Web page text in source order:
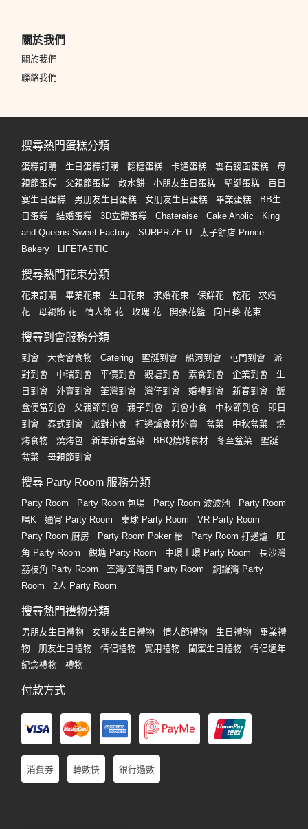
關於我們
關於我們
聯絡我們
搜尋熱門蛋糕分類
蛋糕訂購 生日蛋糕訂購 翻糖蛋糕 卡通蛋糕 雲石鏡面蛋糕
母
親節蛋糕
父親節蛋糕 散水餅 小朋友生日蛋糕 聖誕蛋糕
百日
宴生日蛋糕
男朋友生日蛋糕 女朋友生日蛋糕 畢業蛋糕
BB生
日蛋糕
結婚蛋糕 3D立體蛋糕 Chateraise Cake Aholic
King
and Queens Sweet Factory
SURPRiZE U
太子餅店 Prince
Bakery
LIFETASTIC
搜尋熱門花束分類
花束訂購 畢業花束 生日花束 求婚花束 保鮮花 乾花
求婚
花
母親節 花 情人節 花 玫瑰 花 開張花籃 向日葵 花束
搜尋到會服務分類
到會 大食會食物 Catering 聖誕到會 船河到會 屯門到會
派
對到會
中環到會 平價到會 觀塘到會 素食到會 企業到會
生
日到會
外賣到會 荃灣到會 灣仔到會 婚禮到會 新春到會
飯
盒便當到會
父親節到會 親子到會 到會小食 中秋節到會
即日
到會
泰式到會 派對小食 打邊爐食材外賣 盆菜 中秋盆菜
燒
烤食物
燒烤包 新年新春盆菜 BBQ燒烤食材 冬至盆菜
聖誕
盆菜
母親節到會
搜尋 Party Room 服務分類
Party Room Party Room 包場 Party Room 波波池
Party Room
唱K
通宵 Party Room 桌球 Party Room
VR Party Room
Party Room 廚房
Party Room Poker 枱 Party Room 打邊爐
旺
角 Party Room
觀塘 Party Room 中環上環 Party Room
長沙灣
荔枝角 Party Room
荃灣/荃灣西 Party Room
銅鑼灣 Party
Room
2人 Party Room
搜尋熱門禮物分類
男朋友生日禮物 女朋友生日禮物 情人節禮物 生日禮物
畢業禮
物
朋友生日禮物 情侶禮物 實用禮物 閨蜜生日禮物
情侶週年
紀念禮物
禮物
付款方式
消費券 轉數快 銀行過數